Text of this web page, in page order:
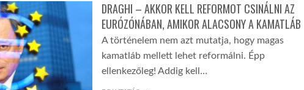
DRAGHI – AKKOR KELL REFORMOT CSINÁLNI AZ
EURÓZÓNÁBAN, AMIKOR ALACSONY A KAMATLÁB
A történelem nem azt mutatja, hogy magas
kamatláb mellett lehet reformálni. Épp
ellenkezőleg! Addig kell…